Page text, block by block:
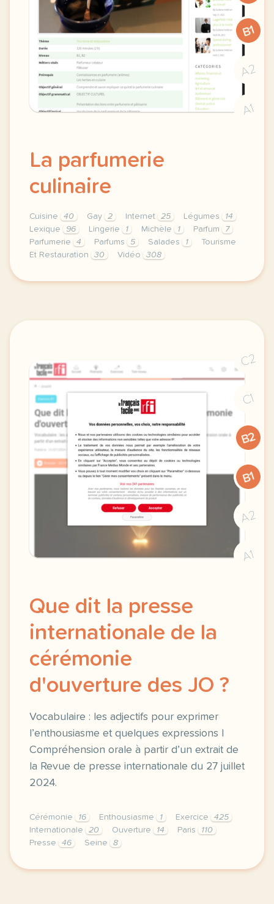
B1
A2
A1
La parfumerie
culinaire
Cuisine 40 Gay 2 Internet 25 Légumes
14
Lexique
96 Lingerie 1 Michèle 1 Parfum
7
Parfumerie
4 Parfums 5 Salades 1
Tourisme
Et Restauration
30 Vidéo 308
theme tourisme et restauration duree 120
C2
C1
B2
B1
A2
A1
Que dit la presse
internationale de la
cérémonie
d'ouverture des JO ?
Vocabulaire : les adjectifs pour exprimer
l’enthousiasme et quelques expressions |
Compréhension orale à partir d’un extrait de
la Revue de presse internationale du 27 juillet
2024.
Cérémonie 16 Enthousiasme 1 Exercice
425
Internationale
20 Ouverture 14 Paris
110
Presse
46 Seine 8
exercice b1 que dit la presse internationale de la